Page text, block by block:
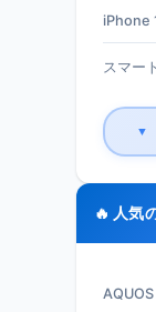
iPhone
スマー
▼
🔥 人気